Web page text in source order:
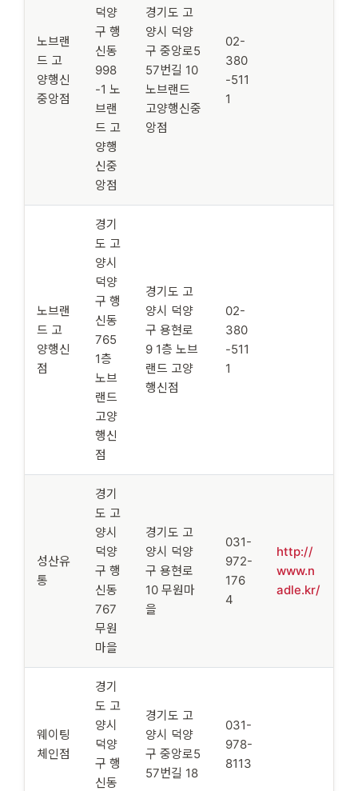
노브랜
드 고
양행신
중앙점
덕양
구 행
신동
998
-1 노
브랜
드 고
양행
신중
앙점
경기도 고
양시 덕양
구 중앙로5
57번길 10
노브랜드
고양행신중
앙점
02-
380
-511
1
노브랜
드 고
양행신
점
경기
도 고
양시
덕양
구 행
신동
765
1층
노브
랜드
고양
행신
점
경기도 고
양시 덕양
구 용현로
9 1층 노브
랜드 고양
행신점
02-
380
-511
1
성산유
통
경기
도 고
양시
덕양
구 행
신동
767
무원
마을
경기도 고
양시 덕양
구 용현로
10 무원마
을
031-
972-
176
4
http://
www.n
adle.kr/
웨이팅
체인점
경기
도 고
양시
덕양
구 행
신동
경기도 고
양시 덕양
구 중앙로5
57번길 18
031-
978-
8113